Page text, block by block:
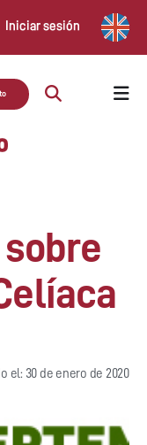
Iniciar sesión
el: 30 de enero de 2020